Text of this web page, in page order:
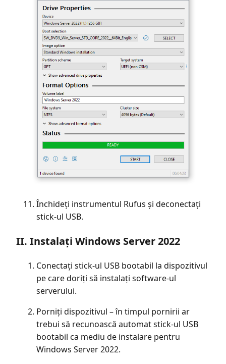
Închideți instrumentul Rufus și deconectați
stick-ul USB.
II. Instalați Windows Server 2022
Conectați stick-ul USB bootabil la dispozitivul
pe care doriți să instalați software-ul
serverului.
Porniți dispozitivul – în timpul pornirii ar
trebui să recunoască automat stick-ul USB
bootabil ca mediu de instalare pentru
Windows Server 2022.